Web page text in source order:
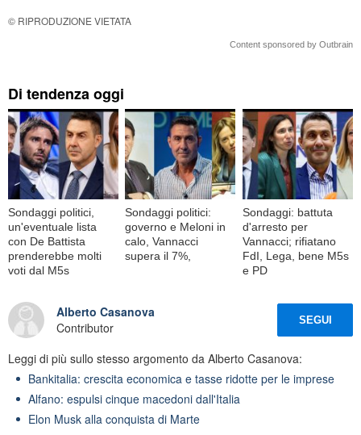
© RIPRODUZIONE VIETATA
Content sponsored by Outbrain
Di tendenza oggi
Sondaggi politici,
un'eventuale lista
con De Battista
prenderebbe molti
voti dal M5s
Sondaggi politici:
governo e Meloni in
calo, Vannacci
supera il 7%,
Sondaggi: battuta
d'arresto per
Vannacci; rifiatano
FdI, Lega, bene M5s
e PD
Alberto Casanova
Contributor
SEGUI
Leggi di più sullo stesso argomento da Alberto Casanova:
Bankitalia: crescita economica e tasse ridotte per le imprese
Alfano: espulsi cinque macedoni dall'Italia
Elon Musk alla conquista di Marte